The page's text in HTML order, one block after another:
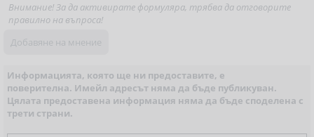
Внимание! За да активирате формуляра, трябва да отговорите
правилно на въпроса!
Информацията, която ще ни предоставите, е
поверителна. Имейл адресът няма да бъде публикуван.
Цялата предоставена информация няма да бъде споделена с
трети страни.